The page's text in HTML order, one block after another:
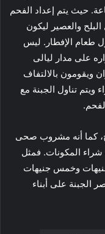
حيث يتم إعداد الفحم
والعصير ليكون
طعام الإفطار. ليس
على مدار ليالى
ويقومون بالالتفاف
تناول الجبنة مع
كما أنه مشروب صحى
المكونات. فمثل
وخمس جنيهات
الجبنة على أبناء